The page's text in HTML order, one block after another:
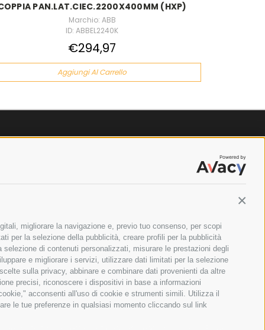
migliorare la navigazione e, previo tuo consenso, per scopi
per la selezione della pubblicità, creare profili per la pubblicità
di contenuti personalizzati, misurare le prestazioni degli
e migliorare i servizi, utilizzare dati limitati per la selezione
sulla privacy, abbinare e combinare dati provenienti da altre
precisi, riconoscere i dispositivi in base a informazioni
acconsenti all'uso di cookie e strumenti simili. Utilizza il
le tue preferenze in qualsiasi momento cliccando sul link
PAN.LAT.CIEC.2200X400MM (HXP)
Marchio: ABB
ID: ABBEL2240K
€294,97
Aggiungi Al Carrello
- PARTITA IVA E CODICE FISCALE: 08699710961